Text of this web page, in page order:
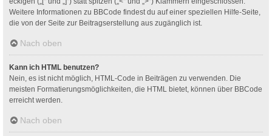
Weitere Informationen zu BBCode findest du auf einer speziellen Hilfe-Seite,
die von der Seite zur Beitragserstellung aus zugänglich ist.
Nach oben
Kann ich HTML benutzen?
Nein, es ist nicht möglich, HTML-Code in Beiträgen zu verwenden. Die
meisten Formatierungsmöglichkeiten, die HTML bietet, können über BBCode
erreicht werden.
Nach oben